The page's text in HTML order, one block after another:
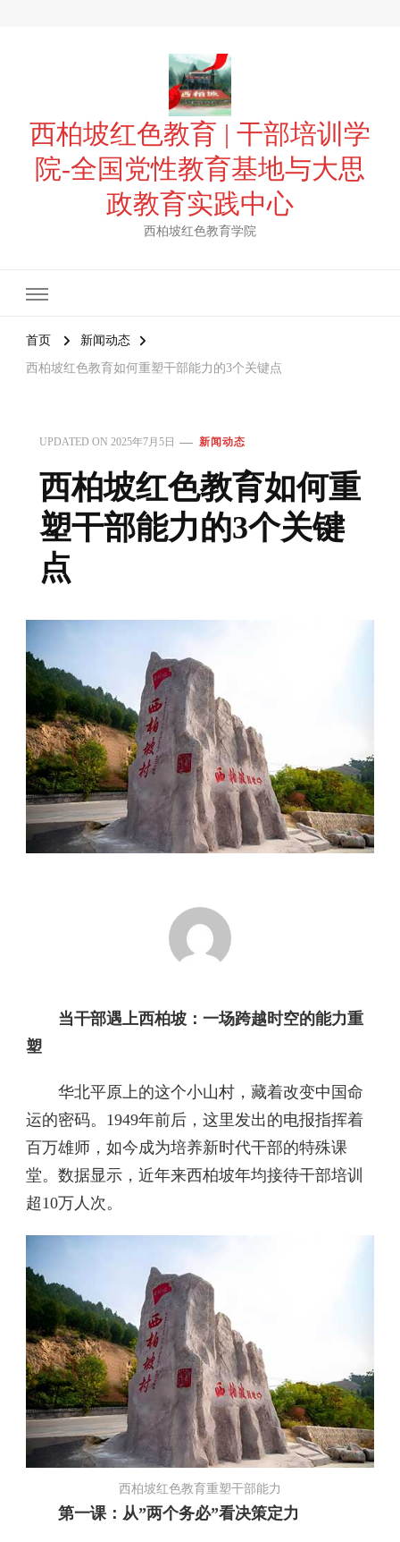
西柏坡红色教育 | 干部培训学
院-全国党性教育基地与大思
政教育实践中心
西柏坡红色教育学院
首页 新闻动态
西柏坡红色教育如何重塑干部能力的3个关键点
UPDATED ON 2025年7月5日 新闻动态
西柏坡红色教育如何重
塑干部能力的3个关键
点
当干部遇上西柏坡：一场跨越时空的能力重
塑
华北平原上的这个小山村，藏着改变中国命
运的密码。1949年前后，这里发出的电报指挥着
百万雄师，如今成为培养新时代干部的特殊课
堂。数据显示，近年来西柏坡年均接待干部培训
超10万人次。
西柏坡红色教育重塑干部能力
第一课：从”两个务必”看决策定力